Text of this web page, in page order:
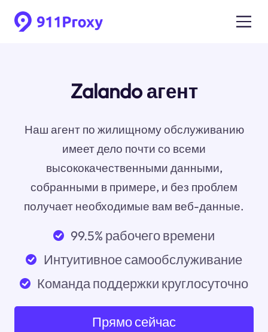
Zalando агент
Наш агент по жилищному обслуживанию
имеет дело почти со всеми
высококачественными данными,
собранными в примере, и без проблем
получает необходимые вам веб-данные.
99.5% рабочего времени
Интуитивное самообслуживание
Команда поддержки круглосуточно
Прямо сейчас